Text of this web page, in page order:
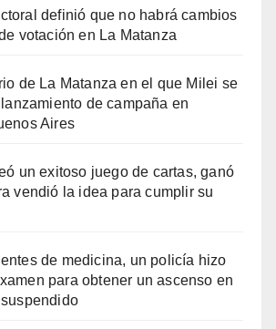
definió que no habrá cambios
votación en La Matanza
de La Matanza en el que Milei se
de campaña en
Aires
un exitoso juego de cartas, ganó
vendió la idea para cumplir su
de medicina, un policía hizo
para obtener un ascenso en